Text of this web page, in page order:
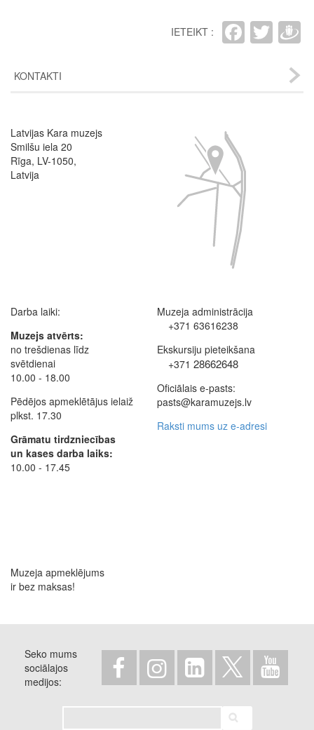
IETEIKT :
KONTAKTI
Latvijas Kara muzejs
Smilšu iela 20
Rīga, LV-1050,
Latvija
Darba laiki:
Muzejs atvērts:
no trešdienas līdz
svētdienai
10.00 - 18.00
Pēdējos apmeklētājus ielaiž
plkst. 17.30
Grāmatu tirdzniecības
un kases darba laiks:
10.00 - 17.45
Muzeja administrācija
+371 63616238
Ekskursiju pieteikšana
+371 28662648
Oficiālais e-pasts:
pasts@karamuzejs.lv
Raksti mums uz e-adresi
Muzeja apmeklējums
ir bez maksas!
Seko mums
sociālajos
medijos